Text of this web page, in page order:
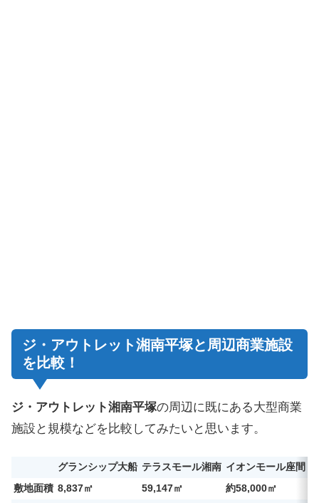
ジ・アウトレット湘南平塚と周辺商業施設
を比較！
ジ・アウトレット湘南平塚の周辺に既にある大型商業
施設と規模などを比較してみたいと思います。
グランシップ大船 テラスモール湘南 イオンモール座間
敷地面積 8,837㎡ 59,147㎡ 約58,000㎡